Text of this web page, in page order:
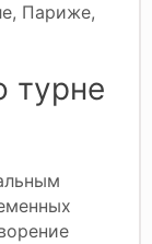
Париже,
турне